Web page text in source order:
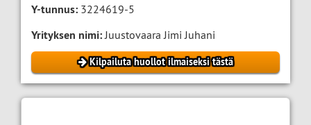
Y-tunnus: 3224619-5
Yrityksen nimi:Juustovaara Jimi Juhani
Kilpailuta huollot ilmaiseksi tästä